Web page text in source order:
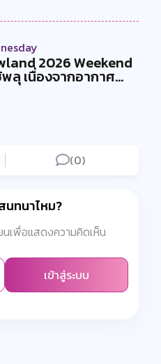
2026 Weekend
พลุ เนื่องจากอากาศ
(0)
นทนาไหม?
นเพื่อแสดงความคิดเห็น
เข้าสู่ระบบ